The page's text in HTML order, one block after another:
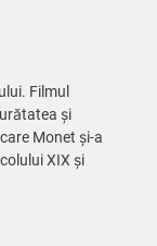
Filmul
și
Monet și-a
XIX și